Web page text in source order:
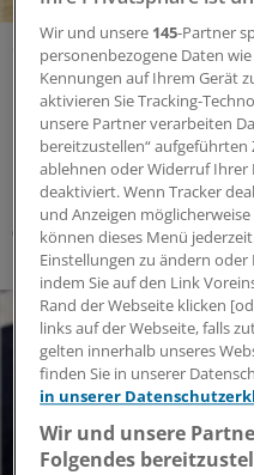
CES in Las Vegas
Mobiles MRT-Gerät
Klein, schnell und flexibel:
beeindruckt bei der
Las Vegas mit präziser
Raum.
08.01.2020
Wir und unsere 145-Partner
personenbezogene Daten
Kennungen auf Ihrem Gerät
aktivieren Sie Tracking-
unsere Partner verarbeiten
bereitzustellen“ aufgeführten
ablehnen oder Widerruf Ihrer
deaktiviert. Wenn Tracker
und Anzeigen
können dieses Menü
Einstellungen zu ändern
indem Sie auf den Link
Rand der Webseite klicken
links auf der Webseite, falls
gelten innerhalb unseres
finden Sie in unserer
in unserer
Wir und unsere
Folgendes